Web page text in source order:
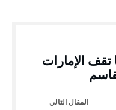
تقف الإمارات